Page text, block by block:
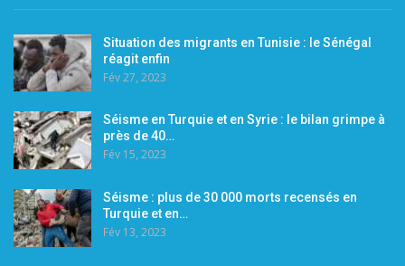
Situation des migrants en Tunisie : le Sénégal
réagit enfin
Fév 27, 2023
Séisme en Turquie et en Syrie : le bilan grimpe à
près de 40…
Fév 15, 2023
Séisme : plus de 30 000 morts recensés en
Turquie et en…
Fév 13, 2023